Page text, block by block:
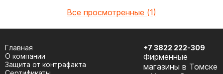
Все просмотренные (1)
Главная
О компании
Защита от контрафакта
+7 3822 222-309
Фирменные
магазины в Томске